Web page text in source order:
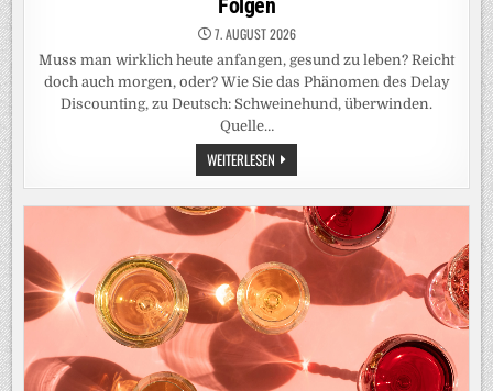
Folgen
7. AUGUST 2026
Muss man wirklich heute anfangen, gesund zu leben? Reicht
doch auch morgen, oder? Wie Sie das Phänomen des Delay
Discounting, zu Deutsch: Schweinehund, überwinden.
Quelle…
WEITERLESEN PSYCHOLOGISCHES
PHÄNOMEN:
BELOHNUNG
MIT
FOLGEN